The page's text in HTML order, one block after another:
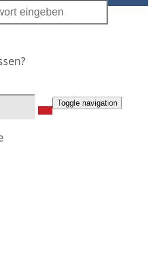
Toggle navigation